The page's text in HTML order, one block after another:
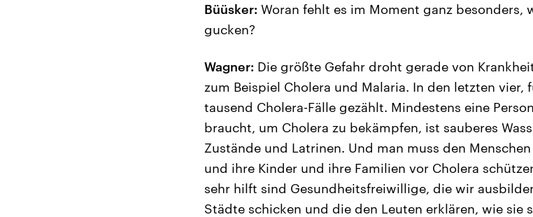
Büüsker: Woran fehlt es im Moment ganz besonders,
gucken?
Wagner: Die größte Gefahr droht gerade von
zum Beispiel Cholera und Malaria. In den letzten vier,
tausend Cholera-Fälle gezählt. Mindestens eine
braucht, um Cholera zu bekämpfen, ist sauberes
Zustände und Latrinen. Und man muss den
und ihre Kinder und ihre Familien vor Cholera
sehr hilft sind Gesundheitsfreiwillige, die wir
Städte schicken und die den Leuten erklären, wie sie